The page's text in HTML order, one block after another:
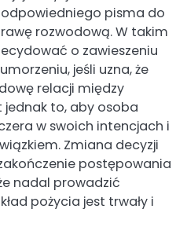
odpowiedniego pisma do
rozwodową. W takim
o zawieszeniu
jeśli uzna, że
relacji między
jednak to, aby osoba
w swoich intencjach i
Zmiana decyzji
postępowania
nadal prowadzić
pożycia jest trwały i